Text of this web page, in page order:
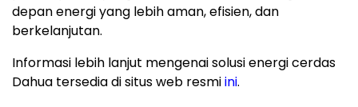
depan energi yang lebih aman, efisien, dan
berkelanjutan.
Informasi lebih lanjut mengenai solusi energi cerdas
Dahua tersedia di situs web resmiini.